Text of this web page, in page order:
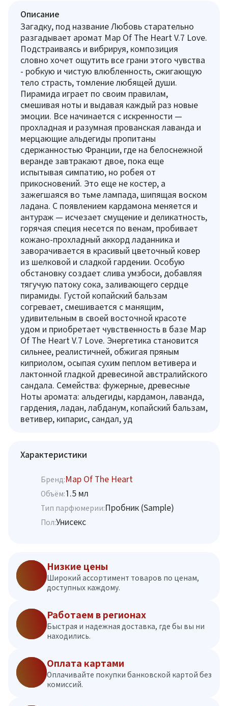
Описание
Загадку, под название Любовь старательно
разгадывает аромат Map Of The Heart V.7 Love.
Подстраиваясь и вибрируя, композиция
словно хочет ощутить все грани этого чувства
- робкую и чистую влюбленность, сжигающую
тело страсть, томление любящей души.
Пирамида играет по своим правилам,
смешивая ноты и выдавая каждый раз новые
эмоции. Все начинается с искренности —
прохладная и разумная прованская лаванда и
мерцающие альдегиды пропитаны
сдержанностью Франции, где на белоснежной
веранде завтракают двое, пока еще
испытывая симпатию, но робея от
прикосновений. Это еще не костер, а
зажегшаяся во тьме лампада, шипящая воском
ладана. С появлением кардамона меняется и
антураж — исчезает смущение и деликатность,
горячая специя несется по венам, пробивает
кожано-прохладный аккорд ладанника и
заворачивается в красивый цветочный ковер
из шелковой и сладкой гардении. Особую
обстановку создает слива умэбоси, добавляя
тягучую патоку сока, заливающего сердце
пирамиды. Густой копайский бальзам
согревает, смешивается с манящим,
удивительным в своей восточной красоте
удом и приобретает чувственность в базе Map
Of The Heart V.7 Love. Энергетика становится
сильнее, реалистичней, обжигая пряным
киприолом, осыпая сухим пеплом ветивера и
лактонной гладкой древесиной австралийского
сандала. Семейства: фужерные, древесные
Ноты аромата: альдегиды, кардамон, лаванда,
гардения, ладан, лабданум, копайский бальзам,
ветивер, кипарис, сандал, уд
Характеристики
Бренд:Map Of The Heart
Объём:1.5 мл
Тип парфюмерии:Пробник (Sample)
Пол:Унисекс
Низкие цены
Широкий ассортимент товаров по ценам,
доступных каждому.
Работаем в регионах
Быстрая и надежная доставка, где бы вы ни
находились.
Оплата картами
Оплачивайте покупки банковской картой без
комиссий.